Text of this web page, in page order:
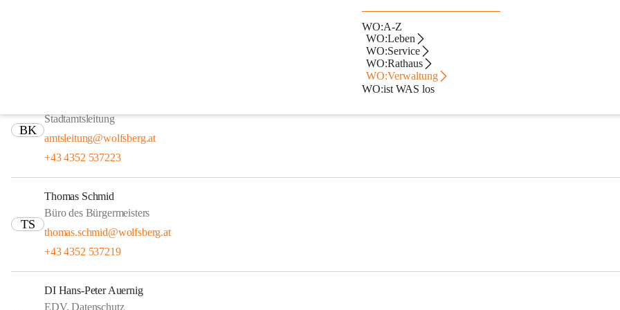
WO:A-Z
WO:Leben
WO:Service
WO:Rathaus
WO:Verwaltung
WO:ist WAS los
Stadtverwaltung - Abteilungen
BK
Stadtamtsleitung
amtsleitung@wolfsberg.at
+43 4352 537223
TS
Thomas Schmid
Büro des Bürgermeisters
thomas.schmid@wolfsberg.at
+43 4352 537219
DI Hans-Peter Auernig
EDV, Datenschutz